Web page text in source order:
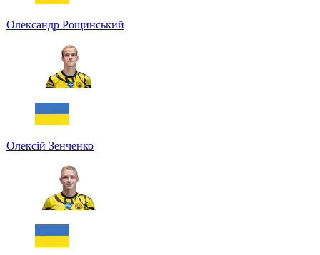
Олександр Рощинський
Олексій Зенченко